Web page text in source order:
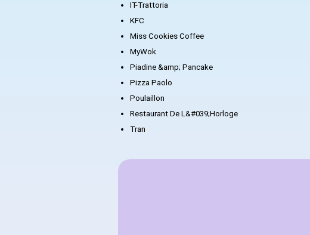
IT-Trattoria
KFC
Miss Cookies Coffee
MyWok
Piadine &amp; Pancake
Pizza Paolo
Poulaillon
Restaurant De L&#039;Horloge
Tran